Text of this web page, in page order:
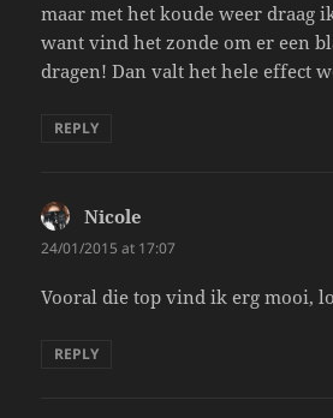
maar met het koude weer draag
want vind het zonde om er een
dragen! Dan valt het hele effect
REPLY
Nicole
24/01/2015 at 17:07
Vooral die top vind ik erg mooi,
REPLY